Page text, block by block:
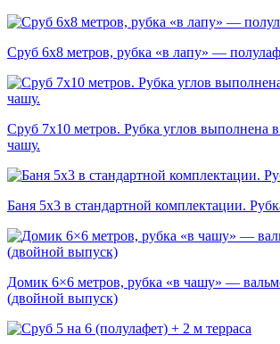
Сруб 6х8 метров, рубка «в лапу» —
Сруб 7х10 метров. Рубка углов выполнена
чашу.
Баня 5х3 в стандартной комплектации.
Домик 6×6 метров, рубка «в чашу» —
(двойной выпуск)